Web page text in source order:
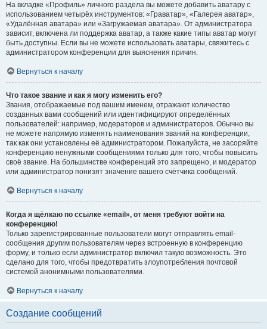
На вкладке «Профиль» личного раздела вы можете добавить аватару с
использованием четырёх инструментов: «Граватар», «Галерея аватар»,
«Удалённая аватара» или «Загружаемая аватара». От администратора
зависит, включена ли поддержка аватар, а также какие типы аватар могут
быть доступны. Если вы не можете использовать аватары, свяжитесь с
администратором конференции для выяснения причин.
Вернуться к началу
Что такое звание и как я могу изменить его?
Звания, отображаемые под вашим именем, отражают количество
созданных вами сообщений или идентифицируют определённых
пользователей: например, модераторов и администраторов. Обычно вы
не можете напрямую изменять наименования званий на конференции,
так как они установлены её администратором. Пожалуйста, не засоряйте
конференцию ненужными сообщениями только для того, чтобы повысить
своё звание. На большинстве конференций это запрещено, и модератор
или администратор понизят значение вашего счётчика сообщений.
Вернуться к началу
Когда я щёлкаю по ссылке «email», от меня требуют войти на
конференцию!
Только зарегистрированные пользователи могут отправлять email-
сообщения другим пользователям через встроенную в конференцию
форму, и только если администратор включил такую возможность. Это
сделано для того, чтобы предотвратить злоупотребления почтовой
системой анонимными пользователями.
Вернуться к началу
Создание сообщений